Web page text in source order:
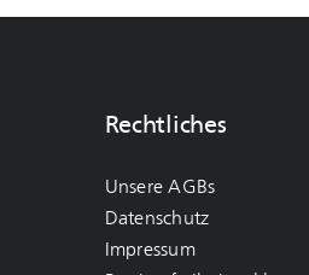
Rechtliches
Unsere AGBs
Datenschutz
Impressum